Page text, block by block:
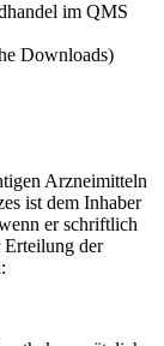
im QMS
Downloads)
Arzneimitteln
ist dem Inhaber
er schriftlich
Erteilung der